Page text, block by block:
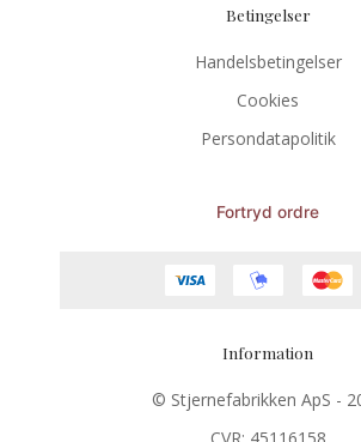
Betingelser
Handelsbetingelser
Cookies
Persondatapolitik
Fortryd ordre
Information
© Stjernefabrikken ApS -